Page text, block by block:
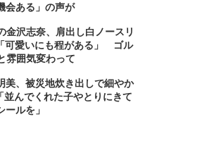
会ある」の声が
金沢志奈、肩出し白ノースリ
可愛いにも程がある」 ゴル
雰囲気変わって
美、被災地炊き出しで細やか
並んでくれた子やとりにきて
ールを」